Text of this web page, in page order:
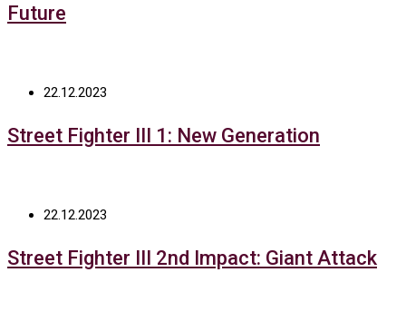
Future
22.12.2023
Street Fighter III 1: New Generation
22.12.2023
Street Fighter III 2nd Impact: Giant Attack